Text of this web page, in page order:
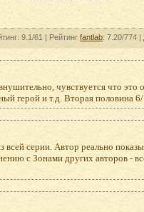
9.1/61 | Рейтинг fantlab: 7.20/774 |
чувствуется что
герой и т.д. Вторая половина
всей серии. Автор реально
с Зонами других авторов -